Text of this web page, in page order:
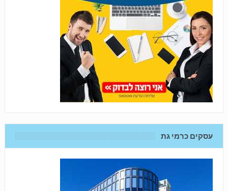
עסקים כרמי גת